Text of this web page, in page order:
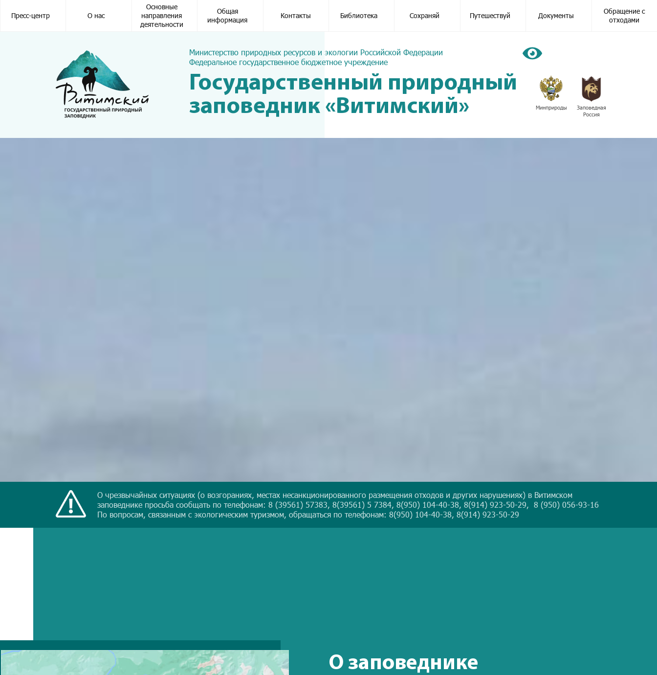
Министерство природных ресурсов и экологии Российской Федерации
Федеральное государственное бюджетное учреждение
Государственный природный
заповедник «Витимский»
Заповедная
Россия
Минприроды
Основная навигация
Пресс-центр О нас
Основные
направления
деятельности
Общая
информация
Контакты Библиотека Сохраняй Путешествуй Документы
Обращение с
отходами
О чрезвычайных ситуациях (о возгораниях, местах несанкционированного размещения отходов и других нарушениях) в Витимском
заповеднике просьба сообщать по телефонам: 8 (39561) 57383, 8(39561) 5 7384, 8(950) 104-40-38, 8(914) 923-50-29, 8 (950) 056-93-16
По вопросам, связанным с экологическим туризмом, обращаться по телефонам: 8(950) 104-40-38, 8(914) 923-50-29
О заповеднике